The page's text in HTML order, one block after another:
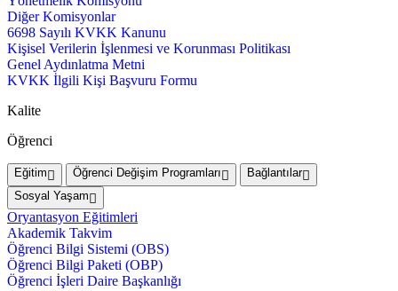
Diğer Komisyonlar
6698 Sayılı KVKK Kanunu
Kişisel Verilerin İşlenmesi ve Korunması Politikası
Genel Aydınlatma Metni
KVKK İlgili Kişi Başvuru Formu
Kalite
Öğrenci
Eğitim Öğrenci Değişim Programları
Bağlantılar
Sosyal Yaşam
Oryantasyon Eğitimleri
Akademik Takvim
Öğrenci Bilgi Sistemi (OBS)
Öğrenci Bilgi Paketi (OBP)
Öğrenci İşleri Daire Başkanlığı